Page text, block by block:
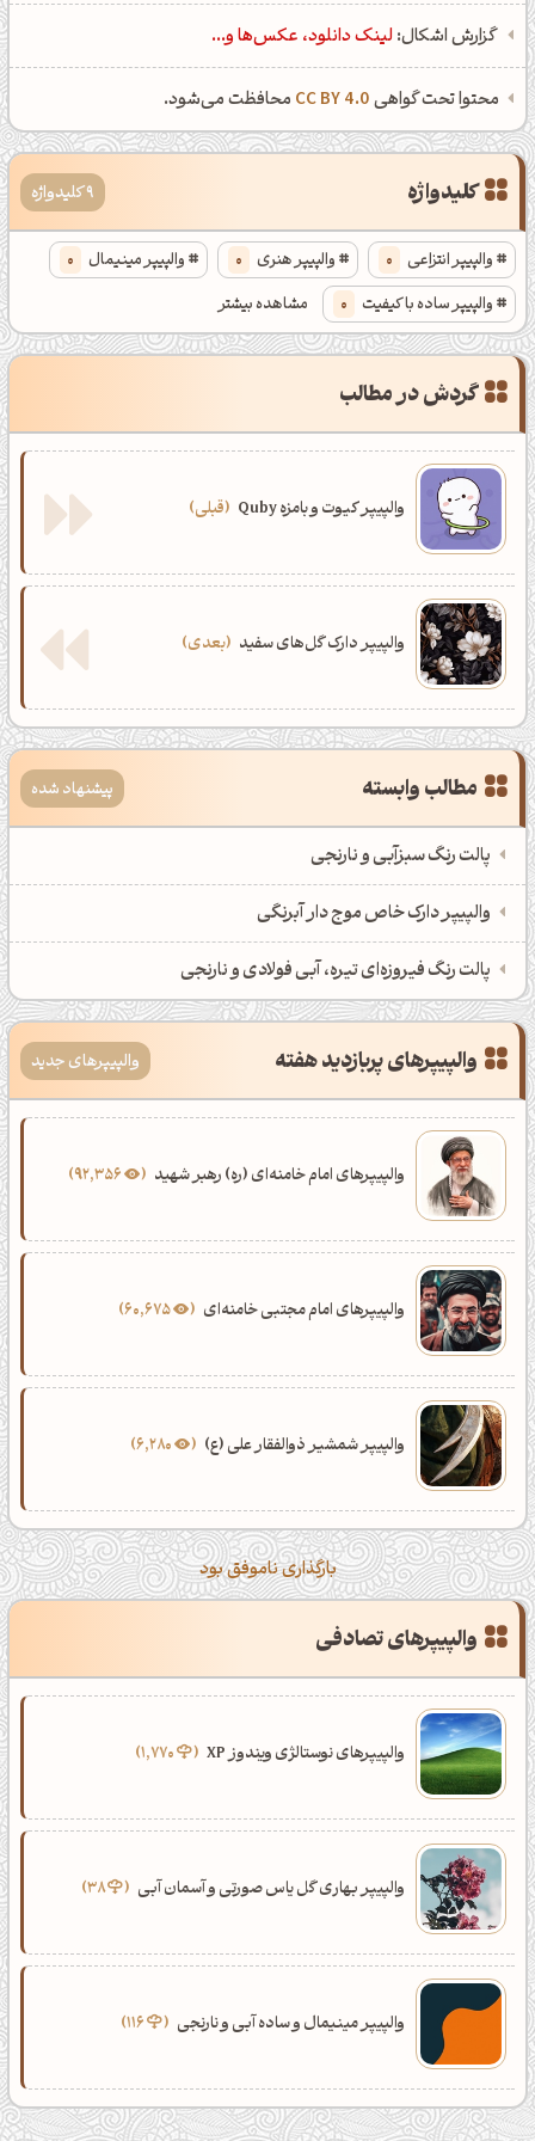
گزارش اشکال: لینک دانلود، عکس‌ها و...
محتوا تحت گواهیCC BY 4.0 محافظت می‌شود.
کلیدواژه 9 کلیدواژه
والپیپر انتزاعی 0 والپیپر هنری 0 والپیپر مینیمال 0
والپیپر ساده با کیفیت 0
مشاهده بیشتر
والپیپر رنگارنگ 0 پس زمینه مینیمال ساده 0
پس زمینه ساده 0
والپیپر با تم نقاشی 0
گردش در مطالب
والپیپر کیوت و بامزه Quby قبلی
والپیپر دارک گل‌های سفید بعدی
مطالب وابسته پیشنهاد شده
پالت رنگ سبزآبی و نارنجی
والپیپر دارک خاص موج دار آبرنگی
پالت رنگ فیروزه‌ای تیره، آبی فولادی و نارنجی
والپیپرهای پربازدید هفته والپیپرهای جدید
والپیپرهای امام خامنه‌ای (ره) رهبر شهید
والپیپرهای امام مجتبی خامنه‌ای 60,675
والپیپر شمشیر ذوالفقار علی (ع)
بارگذاری ناموفق بود
والپیپرهای تصادفی
والپیپرهای نوستالژی ویندوز XP
والپیپر بهاری گل یاس صورتی و آسمان آبی 38
والپیپر مینیمال و ساده آبی و نارنجی
ظهرت بخیر❤️
کپل‌آرت رو دنبال کن!
کانال تلگرام
اَپ اندروید اَپ ویندوز